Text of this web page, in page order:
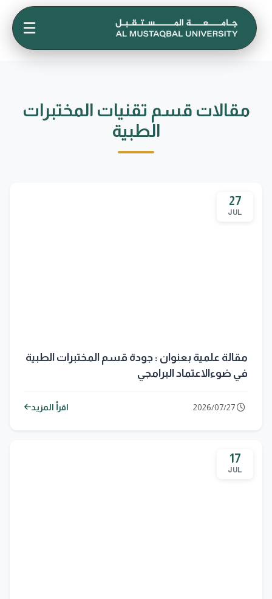
☰
مقالات قسم تقنيات المختبرات
الطبية
27
JUL
مقالة علمية بعنوان : جودة قسم المختبرات الطبية
في ضوءالاعتماد البرامجي
اقرأ المزيد
17
JUL